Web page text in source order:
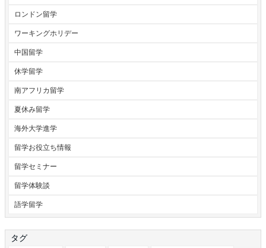
ロンドン留学
ワーキングホリデー
中国留学
休学留学
南アフリカ留学
夏休み留学
海外大学進学
留学お役立ち情報
留学セミナー
留学体験談
語学留学
タグ